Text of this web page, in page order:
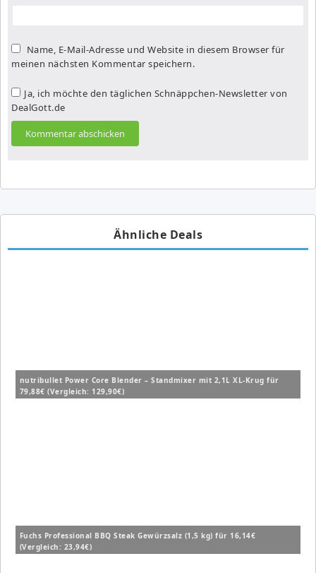
Name, E-Mail-Adresse und Website in diesem Browser für
meinen nächsten Kommentar speichern.
Ja, ich möchte den täglichen Schnäppchen-Newsletter von
DealGott.de
Ähnliche Deals
nutribullet Power Core Blender – Standmixer mit 2,1L XL-Krug für
79,88€ (Vergleich: 129,90€)
Fuchs Professional BBQ Steak Gewürzsalz (1,5 kg) für 16,14€
(Vergleich: 23,94€)